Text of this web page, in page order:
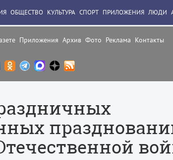
Приложения Архив Фото Реклама Контакты
ОБЩЕСТВО КУЛЬТУРА СПОРТ ПРИЛОЖЕНИЯ ЛЮДИ